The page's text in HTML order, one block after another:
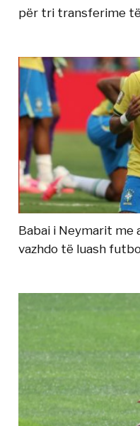
për tri transferime
Babai i Neymarit me
vazhdo të luash